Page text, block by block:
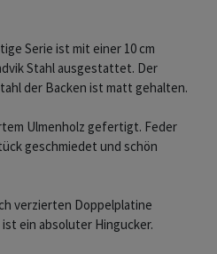
Serie ist mit einer 10 cm
Stahl ausgestattet. Der
der Backen ist matt gehalten.
Ulmenholz gefertigt. Feder
geschmiedet und schön
verzierten Doppelplatine
ein absoluter Hingucker.